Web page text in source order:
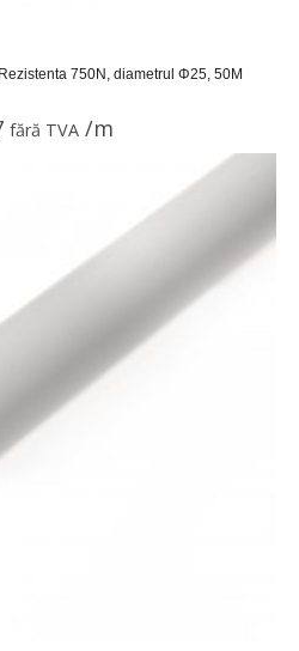
750N, diametrul Φ25, 50M
fără TVA /m